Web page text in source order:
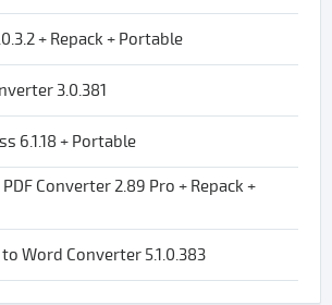
+ Repack + Portable
3.0.381
6.1.18 + Portable
Converter 2.89 Pro + Repack +
to Word Converter 5.1.0.383